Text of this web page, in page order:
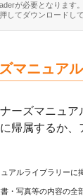
が必要となります。
してダウンロードして
マニュア
ーズマニュ
帰属するか
アルライブラリーに
・写真等の内容の全